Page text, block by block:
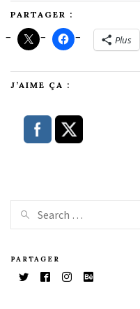
PARTAGER :
Plus
J’AIME ÇA :
PARTAGER